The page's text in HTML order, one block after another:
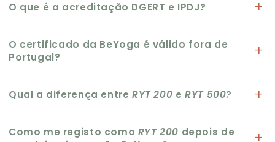
O que é a acreditação DGERT e IPDJ?
O certificado da BeYoga é válido fora de
Portugal?
Qual a diferença entre RYT 200 eRYT 500?
Como me registo como RYT 200 depois de